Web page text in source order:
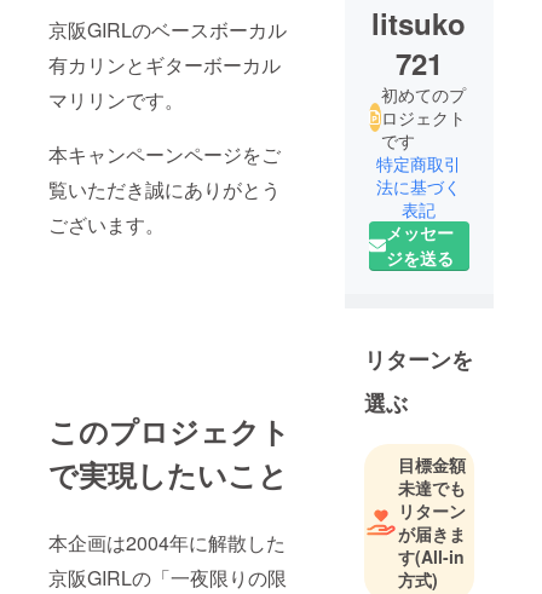
京阪GIRLのベースボーカル
有カリンとギターボーカル
マリリンです。
本キャンペーンページをご
覧いただき誠にありがとう
ございます。
このプロジェクト
で実現したいこと
本企画は2004年に解散した
京阪GIRLの「一夜限りの限
litsuko
721
初めてのプ
ロジェクト
です
特定商取引
法に基づく
表記
メッセー
ジを送る
リターンを
選ぶ
目標金額
未達でも
リターン
が届きま
す(All-in
方式)